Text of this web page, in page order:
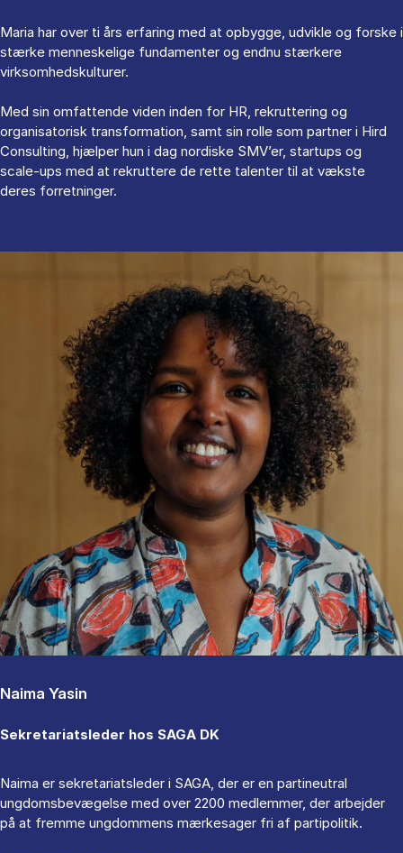
Maria har over ti års erfaring med at opbygge, udvikle og forske i
stærke menneskelige fundamenter og endnu stærkere
virksomhedskulturer.
Med sin omfattende viden inden for HR, rekruttering og
organisatorisk transformation, samt sin rolle som partner i Hird
Consulting, hjælper hun i dag nordiske SMV’er, startups og
scale-ups med at rekruttere de rette talenter til at vækste
deres forretninger.
Naima Yasin
Sekretariatsleder hos SAGA DK
Naima er sekretariatsleder i SAGA, der er en partineutral
ungdomsbevægelse med over 2200 medlemmer, der arbejder
på at fremme ungdommens mærkesager fri af partipolitik.